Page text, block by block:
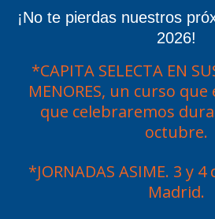
¡No te pierdas nuestros
2026!
*CAPITA SELECTA EN
MENORES, un curso
que celebraremos
octubre.
*JORNADAS ASIME. 3 y
Madrid.